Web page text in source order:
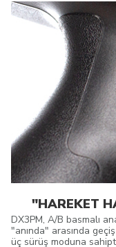
"HAREKET
DX3PM, A/B basmalı
"anında" arasında
üç sürüş moduna